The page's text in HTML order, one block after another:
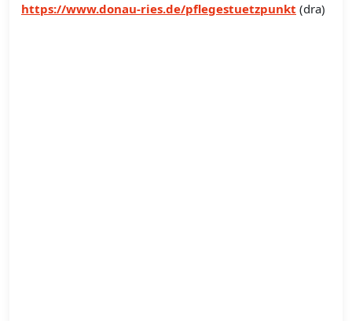
https://www.donau-ries.de/pflegestuetzpunkt (dra)